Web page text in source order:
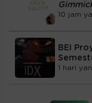
10 jam
BEI
1 hari